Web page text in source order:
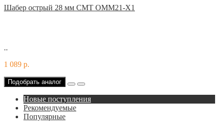
Шабер острый 28 мм CMT OMM21-X1
..
1 089 р.
Подобрать аналог
Новые поступления
Рекомендуемые
Популярные